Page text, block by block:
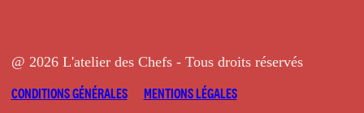
@ 2026 L'atelier des Chefs - Tous droits réservés
CONDITIONS GÉNÉRALES
MENTIONS LÉGALES